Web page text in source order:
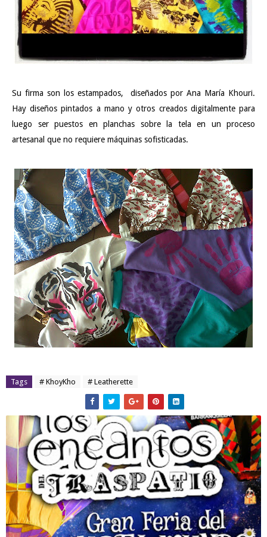
Su firma son los estampados, diseñados por Ana María Khouri.
Hay diseños pintados a mano y otros creados digitalmente para
luego ser puestos en planchas sobre la tela en un proceso
artesanal que no requiere máquinas sofisticadas.
Tags # KhoyKho # Leatherette